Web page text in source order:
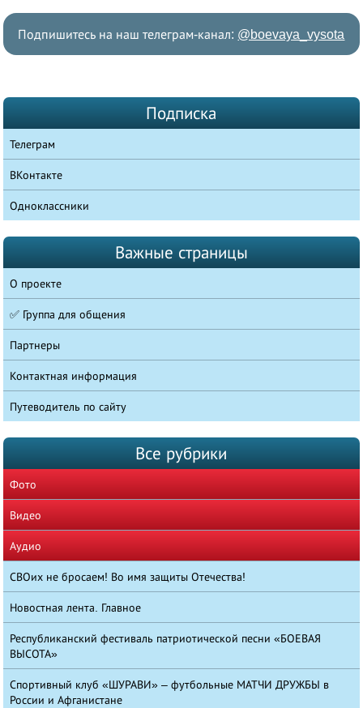
Подпишитесь на наш телеграм-канал: @boevaya_vysota
Подписка
Телеграм
ВКонтакте
Одноклассники
Важные страницы
О проекте
✅ Группа для общения
Партнеры
Контактная информация
Путеводитель по сайту
Все рубрики
Фото
Видео
Аудио
СВОих не бросаем! Во имя защиты Отечества!
Новостная лента. Главное
Республиканский фестиваль патриотической песни «БОЕВАЯ
ВЫСОТА»
Спортивный клуб «ШУРАВИ» – футбольные МАТЧИ ДРУЖБЫ в
России и Афганистане